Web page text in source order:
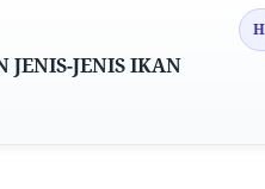
JENIS-JENIS IKAN